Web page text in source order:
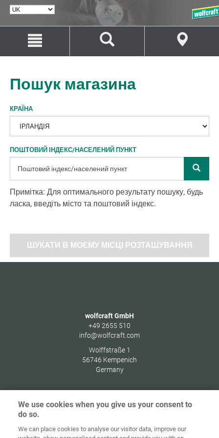
ВИБРАТИ
Перейти
змісту
Перейти
навігації
Пошук магазина
КРАЇНА
ПОШТОВИЙ ІНДЕКС/НАСЕЛЕНИЙ ПУНКТ
Примітка: Для оптимального результату пошуку, будь
ласка, введіть місто та поштовий індекс.
ШУКАТИ В МОЄМУ МІСЦІ РОЗТАШУВАННЯ
wolfcraft GmbH
+49 2655 510
info@wolfcraft.com
Wolffstraße 1
56746 Kempenich
Germany
сторінка Контакт Вихідні дані
We use cookies when you give us your consent to
do so.
We can place cookies to analyse our visitor data, improve our